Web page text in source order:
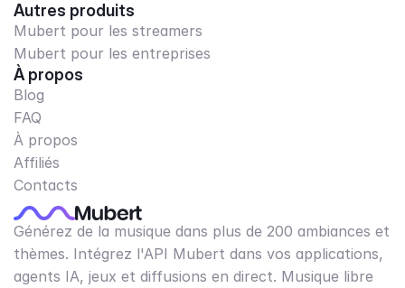
Autres produits
Mubert pour les streamers
Mubert pour les entreprises
À propos
Blog
FAQ
À propos
Affiliés
Contacts
Générez de la musique dans plus de 200 ambiances et
thèmes. Intégrez l'API Mubert dans vos applications,
agents IA, jeux et diffusions en direct. Musique libre